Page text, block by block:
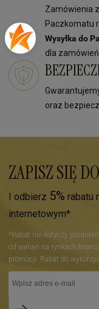
Zamówienia
Paczkomatu
Wysyłka do
dla zamówień
oraz
ZAPISZ SIĘ
I odbierz 5% rabatu
internetowym*
*Rabat nie dotyczy
od wahań na rynkach
promocji. Rabat do